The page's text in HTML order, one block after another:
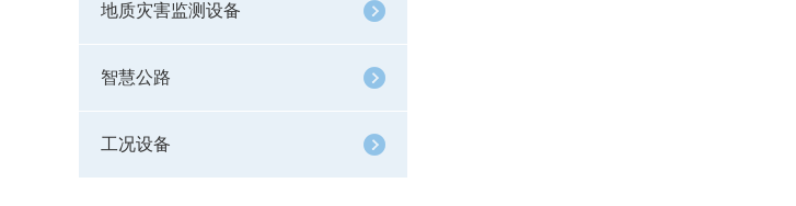
地质灾害监测设备
智慧公路
工况设备